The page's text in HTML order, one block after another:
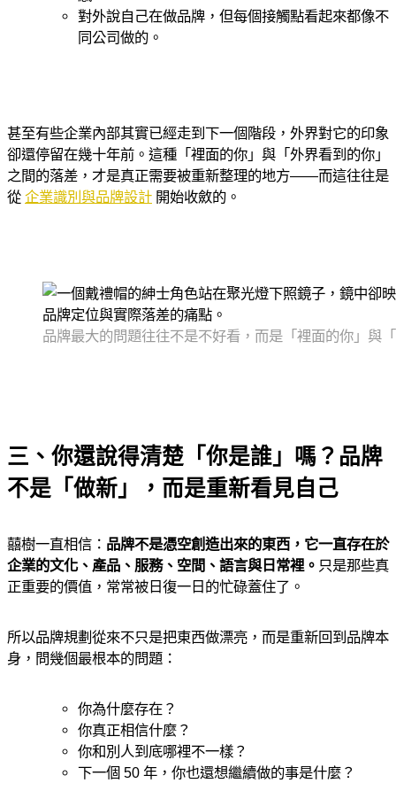
對外說自己在做品牌，但每個接觸點看起來都像不
同公司做的。
甚至有些企業內部其實已經走到下一個階段，外界對它的印象
卻還停留在幾十年前。這種「裡面的你」與「外界看到的你」
之間的落差，才是真正需要被重新整理的地方——而這往往是
從 企業識別與品牌設計 開始收斂的。
品牌最大的問題往往不是不好看，而是「裡面的你」與
三、你還說得清楚「你是誰」嗎？品牌
不是「做新」，而是重新看見自己
囍樹一直相信： 品牌不是憑空創造出來的東西，它一直存在於
企業的文化、產品、服務、空間、語言與日常裡。 只是那些真
正重要的價值，常常被日復一日的忙碌蓋住了。
所以品牌規劃從來不只是把東西做漂亮，而是重新回到品牌本
身，問幾個最根本的問題：
你為什麼存在？
你真正相信什麼？
你和別人到底哪裡不一樣？
下一個 50 年，你也還想繼續做的事是什麼？